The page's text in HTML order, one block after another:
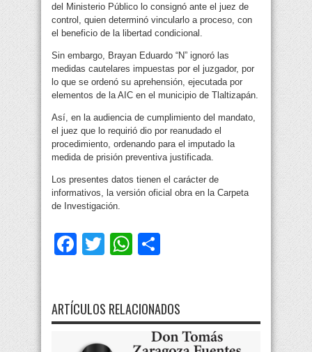
del Ministerio Público lo consignó ante el juez de
control, quien determinó vincularlo a proceso, con
el beneficio de la libertad condicional.
Sin embargo, Brayan Eduardo “N” ignoró las
medidas cautelares impuestas por el juzgador, por
lo que se ordenó su aprehensión, ejecutada por
elementos de la AIC en el municipio de Tlaltizapán.
Así, en la audiencia de cumplimiento del mandato,
el juez que lo requirió dio por reanudado el
procedimiento, ordenando para el imputado la
medida de prisión preventiva justificada.
Los presentes datos tienen el carácter de
informativos, la versión oficial obra en la Carpeta
de Investigación.
Facebook
TwitterWhatsApp
ARTÍCULOS RELACIONADOS